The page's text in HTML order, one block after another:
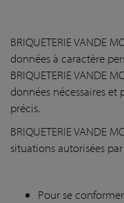
BRIQUETERIE VANDE
données à caractère
BRIQUETERIE VANDE
données nécessaires
précis.
BRIQUETERIE VANDE
situations autorisées
Pour se